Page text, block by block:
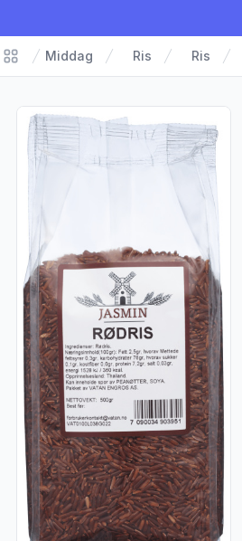
Matvarer
Middag Ris Ris